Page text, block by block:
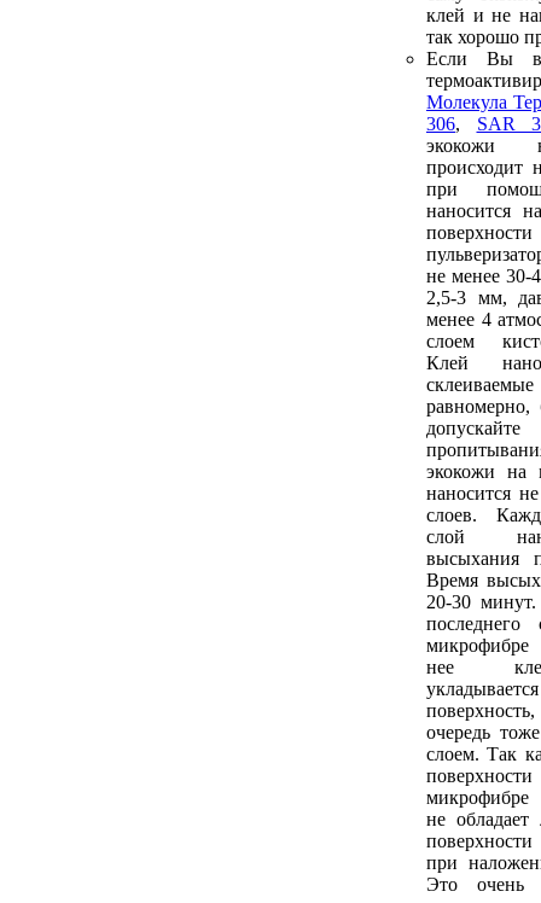
клей и не
так хорошо
Если Вы
Молекула
306, SAR
экокожи
происходит
при
наносится
не менее 30-
2,5-3 мм,
менее 4
слоем
Клей
равномерно,
экокожи на
наносится
слоев.
слой
высыхания
Время
20-30
нее
очередь
слоем. Так
не обладает
при
Это очень